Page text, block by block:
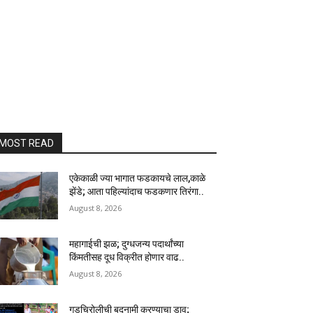
READ
एकेकाळी ज्या भागात फडकायचे लाल,काळे
झेंडे; आता पहिल्यांदाच फडकणार तिरंगा..
August 8, 2026
महागाईची झळ; दुग्धजन्य पदार्थांच्या
किंमतीसह दूध विक्रीत होणार वाढ..
August 8, 2026
गडचिरोलीची बदनामी करण्याचा डाव;